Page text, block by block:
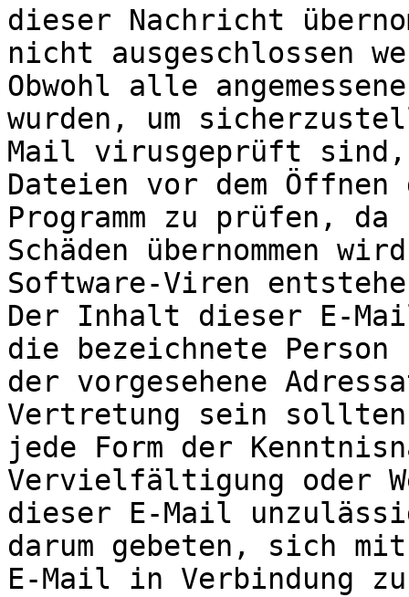
dieser Nachricht
nicht ausgeschlossen
Obwohl alle
wurden, um
Mail virusgeprüft sind,
Dateien vor dem
Programm zu prüfen,
Schäden übernommen
Software-Viren
Der Inhalt dieser E-
die bezeichnete
der vorgesehene
Vertretung sein
jede Form der
Vervielfältigung oder
dieser E-Mail
darum gebeten, sich
E-Mail in Verbindung